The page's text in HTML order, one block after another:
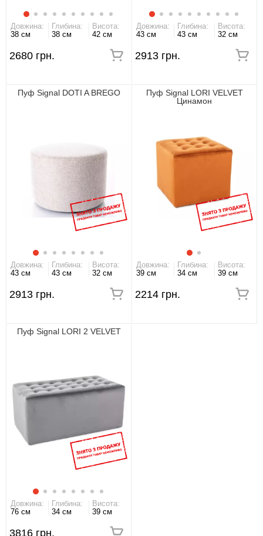
Довжина:
38 см
Глибина:
38 см
Висота:
42 см
2680 грн.
Довжина:
43 см
Глибина:
43 см
Висота:
32 см
2913 грн.
Пуф Signal DOTI A BREGO
Довжина:
43 см
Глибина:
43 см
Висота:
32 см
2913 грн.
Пуф Signal LORI VELVET
Цинамон
Довжина:
39 см
Глибина:
34 см
Висота:
39 см
2214 грн.
Пуф Signal LORI 2 VELVET
Довжина:
76 см
Глибина:
34 см
Висота:
39 см
3816 грн.